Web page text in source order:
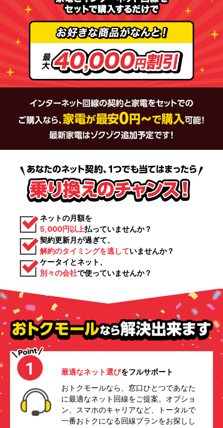
ネットの月額を
5,000円以上払っていませんか？
契約更新月が過ぎて、
解約のタイミングを逃していませんか？
ケータイとネット、
別々の会社で使っていませんか？
最適なネット選びをフルサポート
おトクモールなら、窓口ひとつであなた
に最適なネット回線をご提案。オプショ
ン、スマホのキャリアなど、トータルで
一番おトクになる回線プランをお探しし